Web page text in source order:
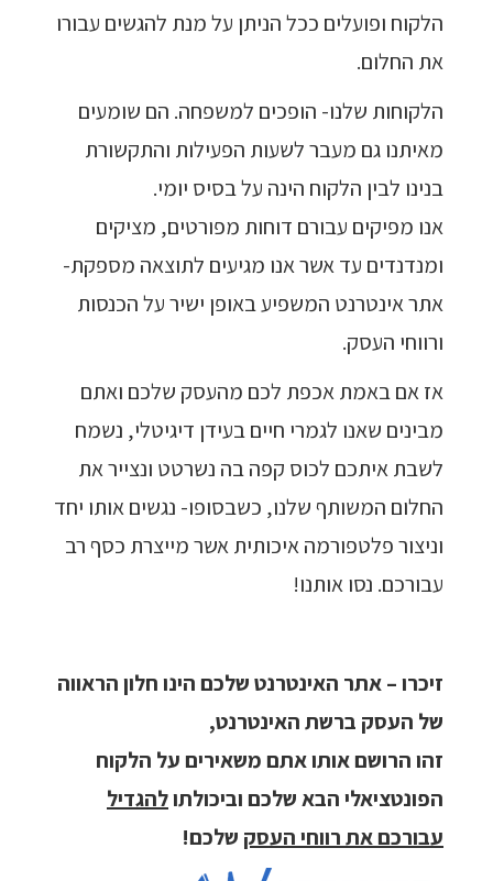
הלקוח ופועלים ככל הניתן על מנת להגשים עבורו
את החלום.
הלקוחות שלנו- הופכים למשפחה. הם שומעים
מאיתנו גם מעבר לשעות הפעילות והתקשורת
בנינו לבין הלקוח הינה על בסיס יומי.
אנו מפיקים עבורם דוחות מפורטים, מציקים
ומנדנדים עד אשר אנו מגיעים לתוצאה מספקת-
אתר אינטרנט המשפיע באופן ישיר על הכנסות
ורווחי העסק.
אז אם באמת אכפת לכם מהעסק שלכם ואתם
מבינים שאנו לגמרי חיים בעידן דיגיטלי, נשמח
לשבת איתכם לכוס קפה בה נשרטט ונצייר את
החלום המשותף שלנו, כשבסופו- נגשים אותו יחד
וניצור פלטפורמה איכותית אשר מייצרת כסף רב
עבורכם. נסו אותנו!
זיכרו – אתר האינטרנט שלכם הינו חלון הראווה
של העסק ברשת האינטרנט,
זהו הרושם אותו אתם משאירים על הלקוח
הפונטציאלי הבא שלכם וביכולתולהגדיל
עבורכם את רווחי העסק שלכם!